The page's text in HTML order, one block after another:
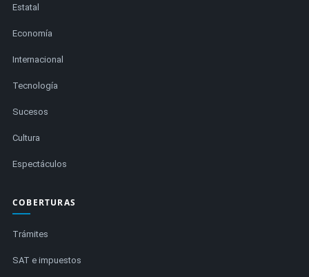
Estatal
Economía
Internacional
Tecnología
Sucesos
Cultura
Espectáculos
COBERTURAS
Trámites
SAT e impuestos